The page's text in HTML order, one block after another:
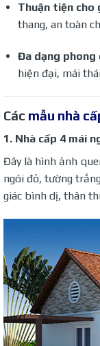
Thuận tiện cho
thang, an toàn
Đa dạng phong
hiện đại, mái
Các mẫu nhà
1. Nhà cấp 4 mái
Đây là hình ảnh
ngói đỏ, tường
giác bình dị, thân